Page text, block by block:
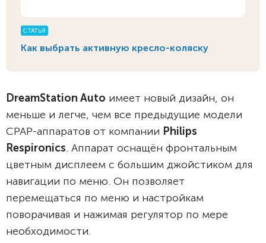
СТАТЬЯ
Как выбрать активную кресло-коляску
DreamStation Auto имеет новый дизайн, он
меньше и легче, чем все предыдущие модели
CPAP-аппаратов от компании Philips
Respironics. Аппарат оснащён фронтальным
цветным дисплеем с большим джойстиком для
навигации по меню. Он позволяет
перемещаться по меню и настройкам
поворачивая и нажимая регулятор по мере
необходимости.